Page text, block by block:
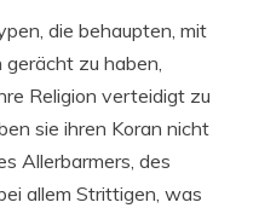
die behaupten, mit
zu haben,
Religion verteidigt zu
sie ihren Koran nicht
Allerbarmers, des
allem Strittigen, was